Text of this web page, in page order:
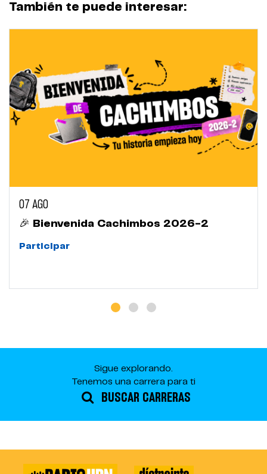
También te puede interesar:
07 AGO
🎉 Bienvenida Cachimbos 2026-2
Participar
Sigue explorando.
Tenemos una carrera para ti
BUSCAR CARRERAS